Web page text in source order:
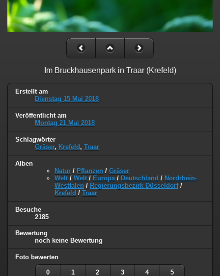
Im Bruckhausenpark in Traar (Krefeld)
Erstellt am
Dienstag 15 Mai 2018
Veröffentlicht am
Montag 21 Mai 2018
Schlagwörter
Gräser, Krefeld , Traar
Alben
Natur / Pflanzen / Gräser
Welt / Welt / Europa / Deutschland / Nordrhein-
Westfalen / Regierungsbezirk Düsseldorf/
Krefeld / Traar
Besuche
2185
Bewertung
noch keine Bewertung
Foto bewerten
0 1 2 3 4 5